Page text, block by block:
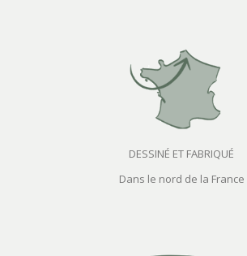
DESSINÉ ET FABRIQUÉ
Dans le nord de la France